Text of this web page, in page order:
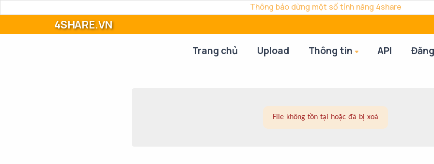
Thông báo dừng một số tính năng 4share
4SHARE.VN
Trang chủ Upload Thông tin API
File không tồn tại hoặc đã bị xoá